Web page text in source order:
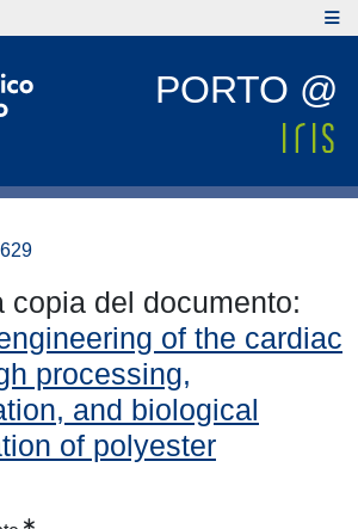
PORTO @
copia del documento:
of the cardiac
processing,
and biological
of polyester